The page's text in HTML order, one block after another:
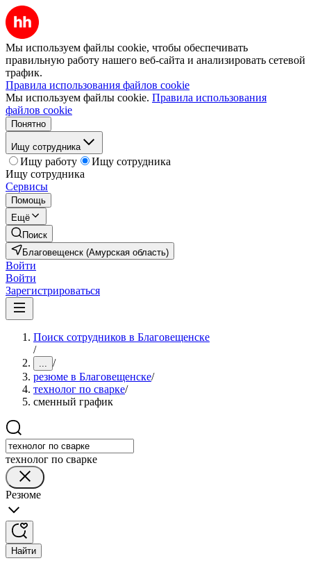
Мы используем файлы cookie, чтобы обеспечивать
правильную работу нашего веб-сайта и анализировать сетевой
трафик.
Правила использования файлов cookie
Мы используем файлы cookie. Правила использования
файлов cookie
Понятно
Ищу сотрудника
Ищу работу
Ищу сотрудника
Ищу сотрудника
Сервисы
Помощь
Ещё
Поиск
Благовещенск (Амурская область)
Войти
Войти
Зарегистрироваться
Поиск сотрудников в Благовещенске
/
... /
резюме в Благовещенске/
технолог по сварке/
сменный график
технолог по сварке
Резюме
Найти